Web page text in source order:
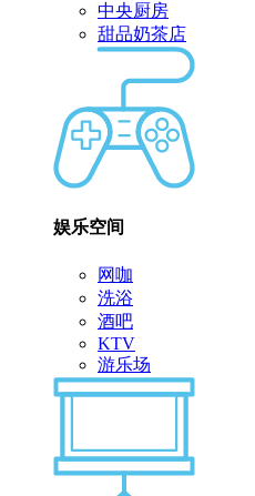
中央厨房
甜品奶茶店
娱乐空间
网咖
洗浴
酒吧
KTV
游乐场